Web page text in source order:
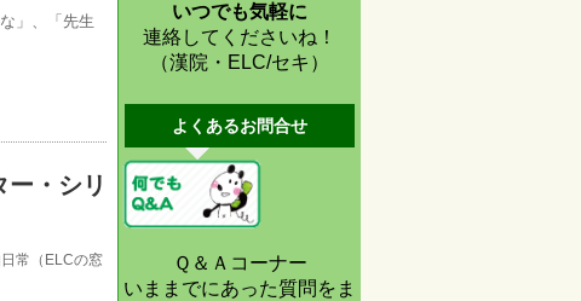
」、「先生
・シリ
常（ELCの窓
いつでも気軽に
連絡してくださいね！
（漢院・ELC/セキ）
よくあるお問合せ
Ｑ＆Ａコーナー
いままでにあった質問をま